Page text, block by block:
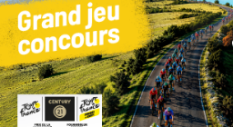
Besoin d'une
gratuitepour
Prendre rendez-vous